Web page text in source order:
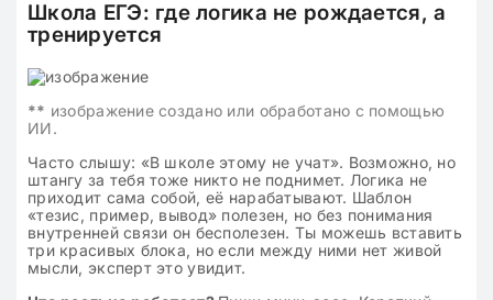
Школа ЕГЭ: где логика не рождается, а
тренируется
** изображение создано или обработано с помощью
ИИ.
Часто слышу: «В школе этому не учат». Возможно, но
штангу за тебя тоже никто не поднимет. Логика не
приходит сама собой, её нарабатывают. Шаблон
«тезис, пример, вывод» полезен, но без понимания
внутренней связи он бесполезен. Ты можешь вставить
три красивых блока, но если между ними нет живой
мысли, эксперт это увидит.